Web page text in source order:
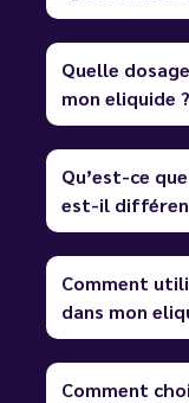
Quelle
mon eliquide ?
Qu’est-ce
est-il
Comment
dans mon
Comment